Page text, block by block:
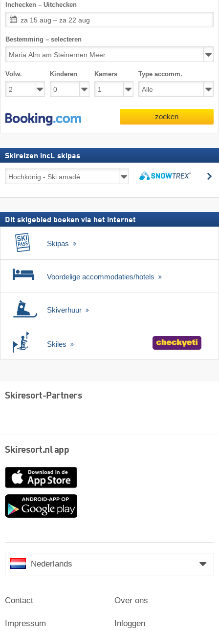
Inchecken – Uitchecken
za 15 aug – za 22 aug
Bestemming – selecteren
Volw. Kinderen Kamers Type accomm.
zoeken
Skireizen incl. skipas
incl.
Dit skigebied boeken via het internet
Skipas
Voordelige accommodaties/hotels
Skiverhuur
Skiles
Skiresort-Partners
Skiresort.nl app
App
Google
Nederlands
Contact
Impressum
Over ons
Inloggen